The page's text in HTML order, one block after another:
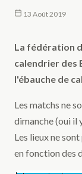
13 Août 2019
La fédération
calendrier des
l'ébauche de
Les matchs ne
dimanche (oui il
Les lieux ne
en fonction des